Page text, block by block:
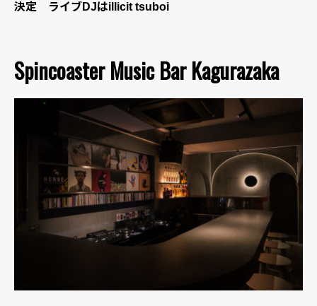
決定 ライブDJはillicit tsuboi
Spincoaster Music Bar Kagurazaka